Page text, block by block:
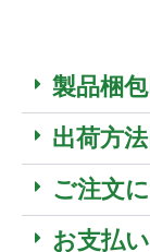
製品梱
出荷方
ご注文
お支払